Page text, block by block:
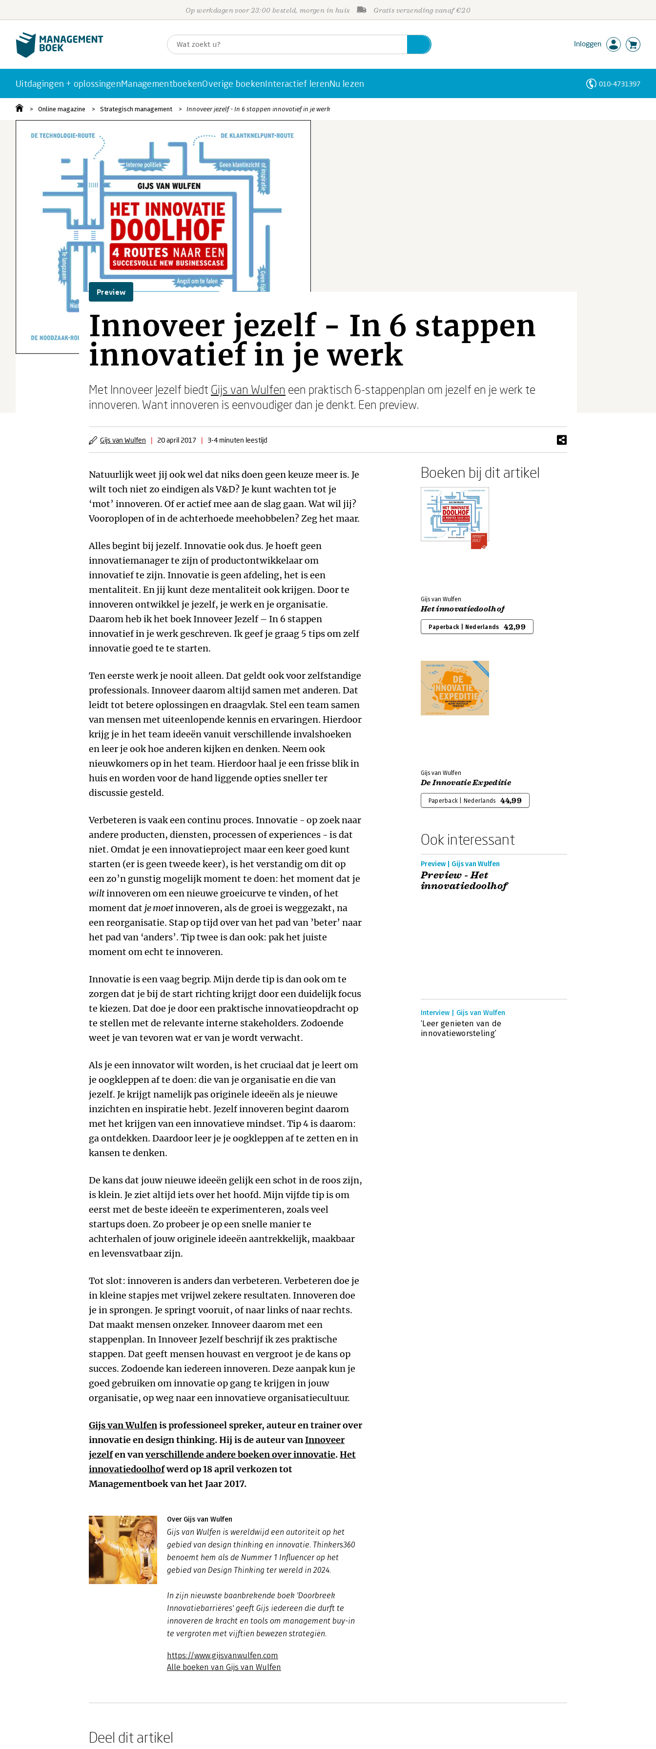
Op werkdagen voor 23:00 besteld, morgen in huis Gratis verzending vanaf €20
Inloggen
Uitdagingen + oplossingenManagementboekenOverige boekenInteractief lerenNu lezen 010-4731397
Online magazine Strategisch management Innoveer jezelf - In 6 stappen innovatief in je werk
Preview
Innoveer jezelf - In 6 stappen
innovatief in je werk
Met Innoveer Jezelf biedt Gijs van Wulfen een praktisch 6-stappenplan om jezelf en je werk te
innoveren. Want innoveren is eenvoudiger dan je denkt. Een preview.
Gijs van Wulfen | 20 april 2017 | 3-4 minuten leestijd
Natuurlijk weet jij ook wel dat niks doen geen keuze meer is. Je
wilt toch niet zo eindigen als V&D? Je kunt wachten tot je
‘mot’ innoveren. Of er actief mee aan de slag gaan. Wat wil jij?
Vooroplopen of in de achterhoede meehobbelen? Zeg het maar.
Alles begint bij jezelf. Innovatie ook dus. Je hoeft geen
innovatiemanager te zijn of productontwikkelaar om
innovatief te zijn. Innovatie is geen afdeling, het is een
mentaliteit. En jij kunt deze mentaliteit ook krijgen. Door te
innoveren ontwikkel je jezelf, je werk en je organisatie.
Daarom heb ik het boek Innoveer Jezelf – In 6 stappen
innovatief in je werk geschreven. Ik geef je graag 5 tips om zelf
innovatie goed te te starten.
Ten eerste werk je nooit alleen. Dat geldt ook voor zelfstandige
professionals. Innoveer daarom altijd samen met anderen. Dat
leidt tot betere oplossingen en draagvlak. Stel een team samen
van mensen met uiteenlopende kennis en ervaringen. Hierdoor
krijg je in het team ideeën vanuit verschillende invalshoeken
en leer je ook hoe anderen kijken en denken. Neem ook
nieuwkomers op in het team. Hierdoor haal je een frisse blik in
huis en worden voor de hand liggende opties sneller ter
discussie gesteld.
Verbeteren is vaak een continu proces. Innovatie - op zoek naar
andere producten, diensten, processen of experiences - is dat
niet. Omdat je een innovatieproject maar een keer goed kunt
starten (er is geen tweede keer), is het verstandig om dit op
een zo’n gunstig mogelijk moment te doen: het moment dat je
wiltinnoveren om een nieuwe groeicurve te vinden, of het
moment dat je moetinnoveren, als de groei is weggezakt, na
een reorganisatie. Stap op tijd over van het pad van ’beter’ naar
het pad van ‘anders’. Tip twee is dan ook: pak het juiste
moment om echt te innoveren.
Innovatie is een vaag begrip. Mijn derde tip is dan ook om te
zorgen dat je bij de start richting krijgt door een duidelijk focus
te kiezen. Dat doe je door een praktische innovatieopdracht op
te stellen met de relevante interne stakeholders. Zodoende
weet je van tevoren wat er van je wordt verwacht.
Als je een innovator wilt worden, is het cruciaal dat je leert om
je oogkleppen af te doen: die van je organisatie en die van
jezelf. Je krijgt namelijk pas originele ideeën als je nieuwe
inzichten en inspiratie hebt. Jezelf innoveren begint daarom
met het krijgen van een innovatieve mindset. Tip 4 is daarom:
ga ontdekken. Daardoor leer je je oogkleppen af te zetten en in
kansen te denken.
De kans dat jouw nieuwe ideeën gelijk een schot in de roos zijn,
is klein. Je ziet altijd iets over het hoofd. Mijn vijfde tip is om
eerst met de beste ideeën te experimenteren, zoals veel
startups doen. Zo probeer je op een snelle manier te
achterhalen of jouw originele ideeën aantrekkelijk, maakbaar
en levensvatbaar zijn.
Tot slot: innoveren is anders dan verbeteren. Verbeteren doe je
in kleine stapjes met vrijwel zekere resultaten. Innoveren doe
je in sprongen. Je springt vooruit, of naar links of naar rechts.
Dat maakt mensen onzeker. Innoveer daarom met een
stappenplan. In Innoveer Jezelf beschrijf ik zes praktische
stappen. Dat geeft mensen houvast en vergroot je de kans op
succes. Zodoende kan iedereen innoveren. Deze aanpak kun je
goed gebruiken om innovatie op gang te krijgen in jouw
organisatie, op weg naar een innovatieve organisatiecultuur.
Gijs van Wulfenis professioneel spreker, auteur en trainer over
innovatie en design thinking. Hij is de auteur vanInnoveer
jezelfen vanverschillende andere boeken over innovatie.Het
innovatiedoolhofwerd op 18 april verkozen tot
Managementboek van het Jaar 2017.
Over Gijs van Wulfen
Gijs van Wulfen is wereldwijd een autoriteit op het
gebied van design thinking en innovatie. Thinkers360
benoemt hem als de Nummer 1 Influencer op het
gebied van Design Thinking ter wereld in 2024.
In zijn nieuwste baanbrekende boek 'Doorbreek
Innovatiebarriëres' geeft Gijs iedereen die durft te
innoveren de kracht en tools om management buy-in
te vergroten met vijftien bewezen strategiën.
https://www.gijsvanwulfen.com
Alle boeken van Gijs van Wulfen
Boeken bij dit artikel
Gijs van Wulfen
Het innovatiedoolhof
Paperback | Nederlands 42,99
Gijs van Wulfen
De Innovatie Expeditie
Paperback | Nederlands 44,99
Ook interessant
Preview | Gijs van Wulfen
Preview - Het
innovatiedoolhof
Interview | Gijs van Wulfen
‘Leer genieten van de
innovatieworsteling’
Deel dit artikel
Personen